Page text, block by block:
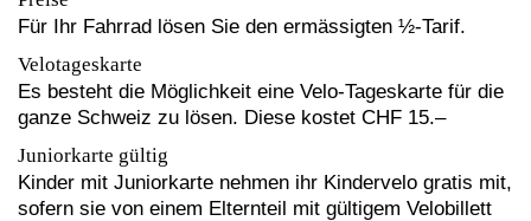
Für Ihr Fahrrad lösen Sie den ermässigten ½-Tarif.
Velotageskarte
Es besteht die Möglichkeit eine Velo-Tageskarte für die
ganze Schweiz zu lösen. Diese kostet CHF 15.–
Juniorkarte gültig
Kinder mit Juniorkarte nehmen ihr Kindervelo gratis mit,
sofern sie von einem Elternteil mit gültigem Velobillett